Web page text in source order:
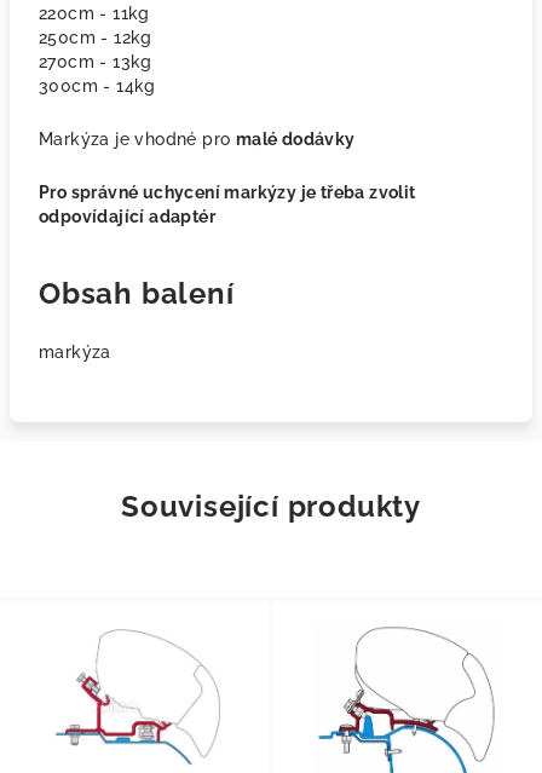
220cm - 11kg
250cm - 12kg
270cm - 13kg
300cm - 14kg
Markýza je vhodné pro malé dodávky
Pro správné uchycení markýzy je třeba zvolit
odpovídající adaptér
Obsah balení
markýza
Související produkty